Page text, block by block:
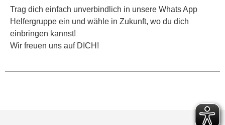
Trag dich einfach unverbindlich in unsere Whats App
Helfergruppe ein und wähle in Zukunft, wo du dich
einbringen kannst!
Wir freuen uns auf DICH!